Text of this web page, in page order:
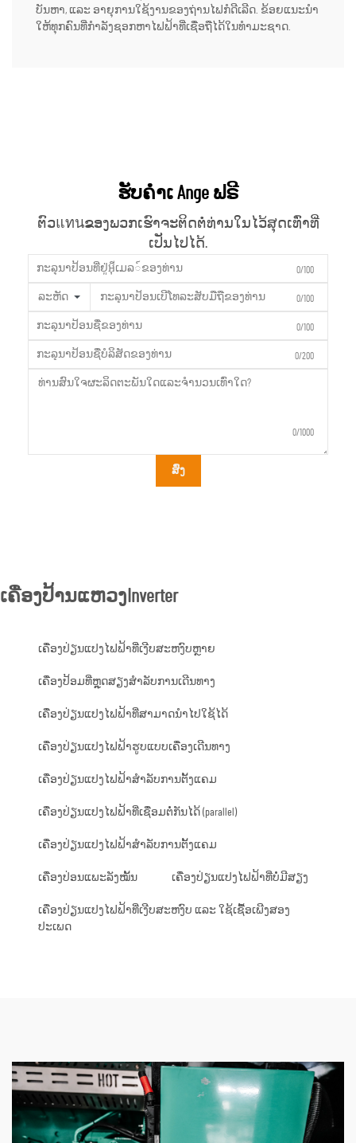
ບັນຫາ, ແລະ ອາຍຸການໃຊ້ງານຂອງຖ່ານໄຟກໍດີເລີດ. ຂ້ອຍແນະນຳ
ໃຫ້ທຸກຄົນທີ່ກຳລັງຊອກຫາໄຟຟ້າທີ່ເຊື່ອຖືໄດ້ໃນທຳມະຊາດ.
ຮັບຄຳເ Ange ຟຣີ
ຕົວแทนຂອງພວກເຮົາຈະຕິດຕໍ່ທ່ານໃນໄວ້ສຸດເທົ່າທີ່
ເປັນໄປໄດ້.
0/100
ລະຫັດ 0/100
0/100
0/200
0/1000
ສົ່ງ
ເຄື່ອງປ້ານແຫວງInverter
ເຄື່ອງປ່ຽນແປງໄຟຟ້າທີ່ເງີບສະຫງົບຫຼາຍ
ເຄື່ອງປ້ອມທີ່ຫຼຸດສຽງສຳລັບການເດີນທາງ
ເຄື່ອງປ່ຽນແປງໄຟຟ້າທີ່ສາມາດນຳໄປໃຊ້ໄດ້
ເຄື່ອງປ່ຽນແປງໄຟຟ້າຮູບແບບເຄື່ອງເດີນທາງ
ເຄື່ອງປ່ຽນແປງໄຟຟ້າສຳລັບການຕັ້ງແຄມ
ເຄື່ອງປ່ຽນແປງໄຟຟ້າທີ່ເຊື່ອມຕໍ່ກັນໄດ້ (parallel)
ເຄື່ອງປ່ຽນແປງໄຟຟ້າສຳລັບການຕັ້ງແຄມ
ເຄື່ອງປ່ອນແພະລັງໝັ້ນ ເຄື່ອງປ່ຽນແປງໄຟຟ້າທີ່ບໍ່ມີສຽງ
ເຄື່ອງປ່ຽນແປງໄຟຟ້າທີ່ເງີບສະຫງົບ ແລະ ໃຊ້ເຊື້ອເພີງສອງ
ປະເພດ